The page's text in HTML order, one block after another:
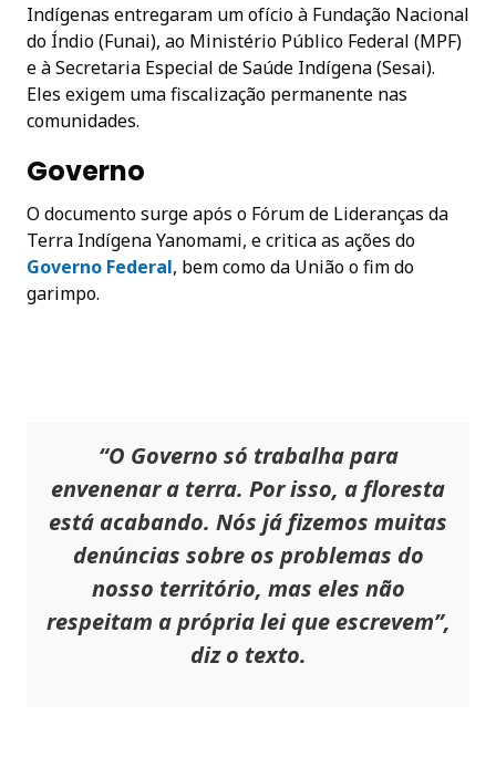
Indígenas entregaram um ofício à Fundação Nacional
do Índio (Funai), ao Ministério Público Federal (MPF)
e à Secretaria Especial de Saúde Indígena (Sesai).
Eles exigem uma fiscalização permanente nas
comunidades.
Governo
O documento surge após o Fórum de Lideranças da
Terra Indígena Yanomami, e critica as ações do
Governo Federal, bem como da União o fim do
garimpo.
“O Governo só trabalha para
envenenar a terra. Por isso, a floresta
está acabando. Nós já fizemos muitas
denúncias sobre os problemas do
nosso território, mas eles não
respeitam a própria lei que escrevem”,
diz o texto.